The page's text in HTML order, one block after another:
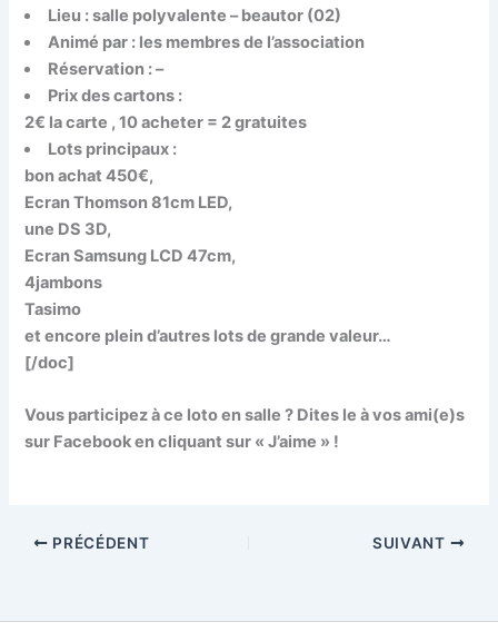
Lieu : salle polyvalente – beautor (02)
Animé par : les membres de l’association
Réservation : –
Prix des cartons :
2€ la carte , 10 acheter = 2 gratuites
Lots principaux :
bon achat 450€,
Ecran Thomson 81cm LED,
une DS 3D,
Ecran Samsung LCD 47cm,
4jambons
Tasimo
et encore plein d’autres lots de grande valeur…
[/doc]
Vous participez à ce loto en salle ? Dites le à vos ami(e)s
sur Facebook en cliquant sur « J’aime » !
PRÉCÉDENT SUIVANT